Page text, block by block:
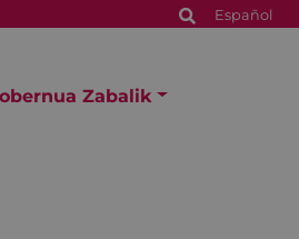
Español
Zabalik